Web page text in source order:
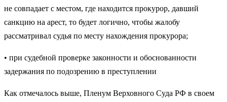
не совпадает с местом, где находится прокурор, давший
санкцию на арест, то будет логично, чтобы жалобу
рассматривал судья по месту нахождения прокурора;
• при судебной проверке законности и обоснованности
задержания по подозрению в преступлении
Как отмечалось выше, Пленум Верховного Суда РФ в своем